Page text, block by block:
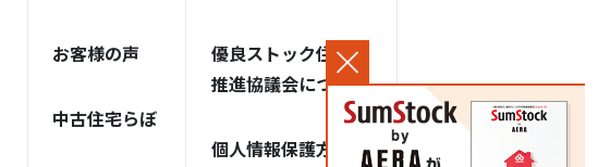
お客様の声
中古住宅らぼ
優良ストック住宅
推進協議会について
個人情報保護方針